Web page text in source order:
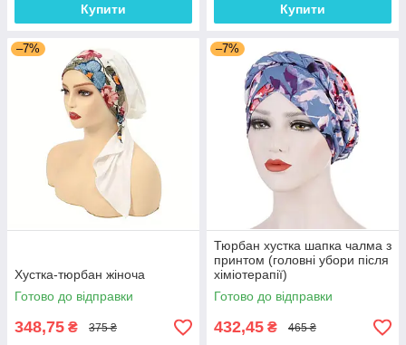
Купити Купити
–7%
Хустка-тюрбан жіноча
Готово до відправки
348,75 ₴ 375 ₴
–7%
Тюрбан хустка шапка чалма з
принтом (головні убори після
хіміотерапії)
Готово до відправки
432,45 ₴ 465 ₴